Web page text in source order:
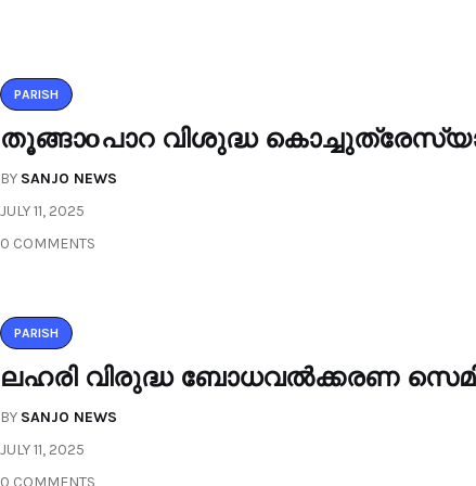
PARISH
തൂങ്ങാoപാറ വിശുദ്ധ
BY SANJO NEWS
JULY 11, 2025
0 COMMENTS
PARISH
ലഹരി വിരുദ്ധ ബോധവൽക്കരണ
BY SANJO NEWS
JULY 11, 2025
0 COMMENTS